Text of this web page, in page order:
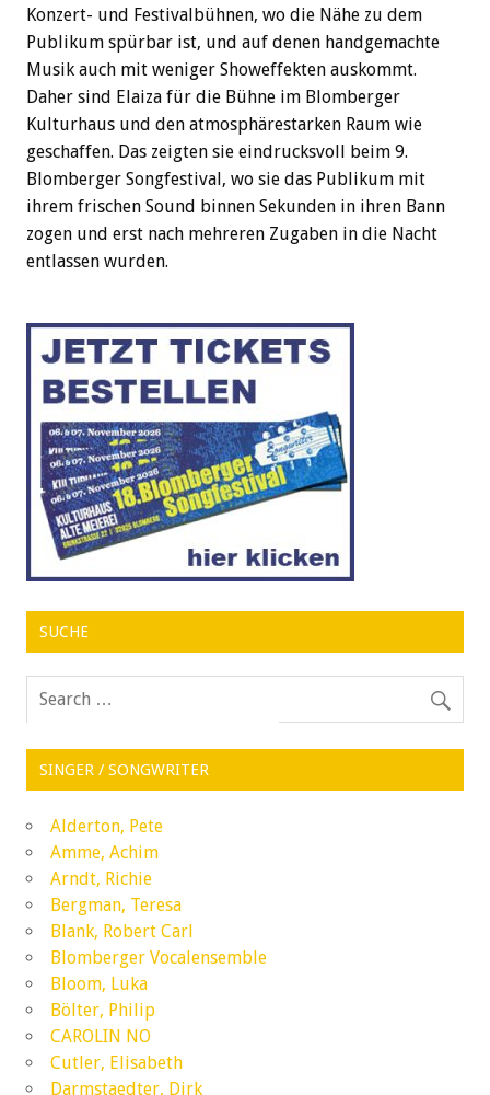
Konzert- und Festivalbühnen, wo die Nähe zu dem
Publikum spürbar ist, und auf denen handgemachte
Musik auch mit weniger Showeffekten auskommt.
Daher sind Elaiza für die Bühne im Blomberger
Kulturhaus und den atmosphärestarken Raum wie
geschaffen. Das zeigten sie eindrucksvoll beim 9.
Blomberger Songfestival, wo sie das Publikum mit
ihrem frischen Sound binnen Sekunden in ihren Bann
zogen und erst nach mehreren Zugaben in die Nacht
entlassen wurden.
SUCHE
SINGER / SONGWRITER
Alderton, Pete
Amme, Achim
Arndt, Richie
Bergman, Teresa
Blank, Robert Carl
Blomberger Vocalensemble
Bloom, Luka
Bölter, Philip
CAROLIN NO
Cutler, Elisabeth
Darmstaedter, Dirk